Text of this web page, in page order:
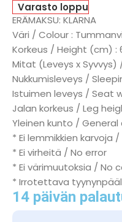
Varasto loppu
ERÄMAKSU: KLARNA
Väri / Colour :
Korkeus / Height (cm) :
Mitat (Leveys x Syvvys)
Nukkumisleveys /
Istuimen leveys / Seat
Jalan korkeus / Leg
Yleinen kunto / General
* Ei lemmikkien karvoja
* Ei virheitä / No error
* Ei värimuutoksia / No
* Irrotettava
14 päivän